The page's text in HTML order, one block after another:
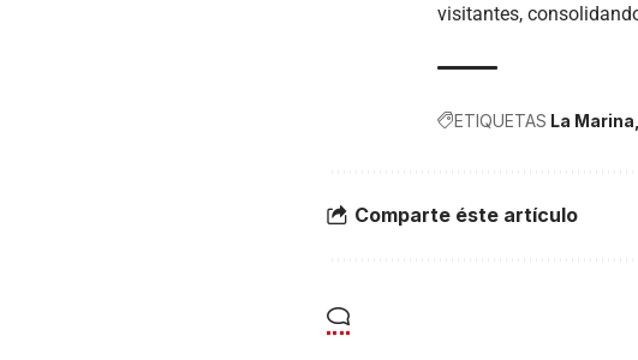
visitantes,
ETIQUETAS La Marina
Comparte éste artículo